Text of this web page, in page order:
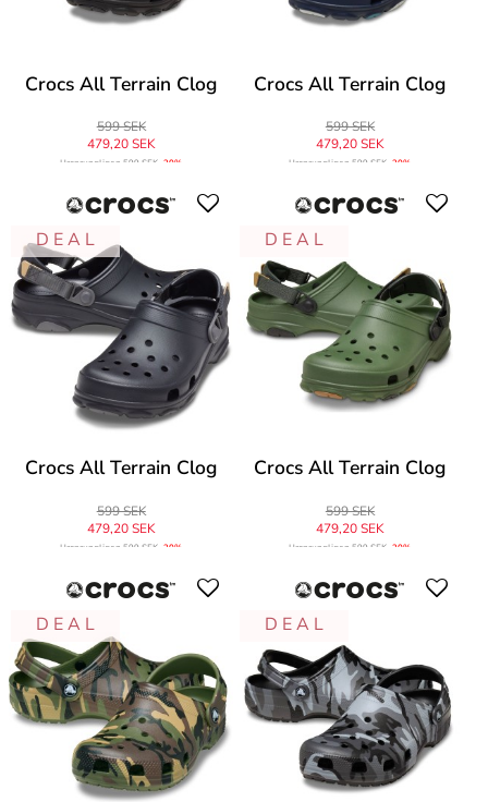
Crocs All Terrain Clog
599 SEK
479,20 SEK
Ursprungligen599 SEK -20%
Crocs All Terrain Clog
599 SEK
479,20 SEK
Ursprungligen599 SEK -20%
D E A L
Crocs All Terrain Clog
599 SEK
479,20 SEK
Ursprungligen599 SEK -20%
D E A L
Crocs All Terrain Clog
599 SEK
479,20 SEK
Ursprungligen599 SEK -20%
D E A L D E A L